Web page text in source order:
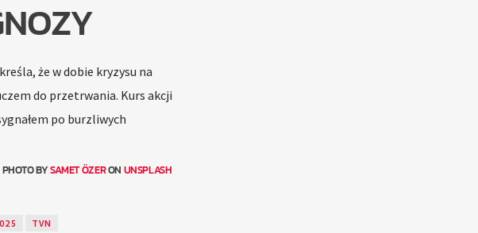
że w dobie kryzysu na
do przetrwania. Kurs akcji
po burzliwych
PHOTO BYSAMET ÖZERON UNSPLASH
TVN